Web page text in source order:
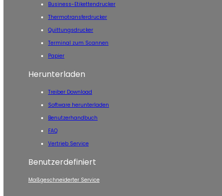
Business-Etikettendrucker
Thermotransferdrucker
Quittungsdrucker
Terminal zum Scannen
Papier
Herunterladen
Treiber Download
Software herunterladen
Benutzerhandbuch
FAQ
Vertrieb Service
Benutzerdefiniert
Maßgeschneiderter Service